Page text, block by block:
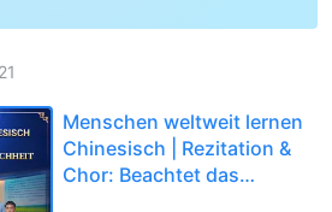
21
Menschen weltweit lernen
Chinesisch | Rezitation &
Chor: Beachtet das